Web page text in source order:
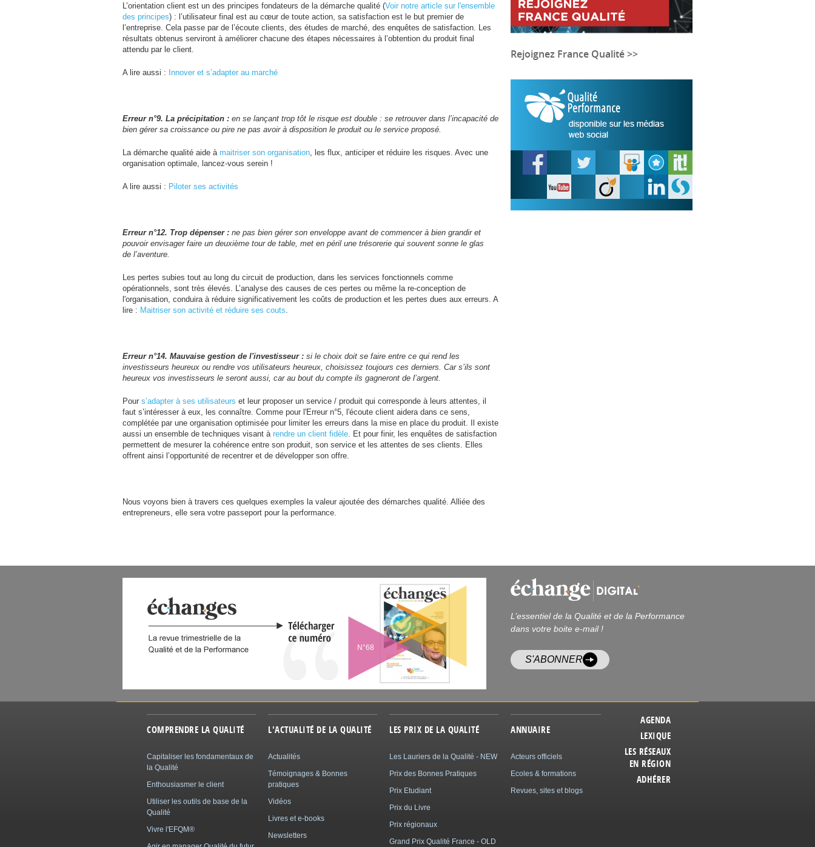
L’orientation client est un des principes fondateurs de la démarche qualité (Voir notre article sur l'ensemble
des principes) : l’utilisateur final est au cœur de toute action, sa satisfaction est le but premier de
l’entreprise. Cela passe par de l’écoute clients, des études de marché, des enquêtes de satisfaction. Les
résultats obtenus serviront à améliorer chacune des étapes nécessaires à l’obtention du produit final
attendu par le client.
A lire aussi : Innover et s’adapter au marché
Erreur n°9. La précipitation : en se lançant trop tôt le risque est double : se retrouver dans l’incapacité de
bien gérer sa croissance ou pire ne pas avoir à disposition le produit ou le service proposé.
La démarche qualité aide à maitriser son organisation, les flux, anticiper et réduire les risques. Avec une
organisation optimale, lancez-vous serein !
A lire aussi : Piloter ses activités
Erreur n°12. Trop dépenser : ne pas bien gérer son enveloppe avant de commencer à bien grandir et
pouvoir envisager faire un deuxième tour de table, met en péril une trésorerie qui souvent sonne le glas
de l’aventure.
Les pertes subies tout au long du circuit de production, dans les services fonctionnels comme
opérationnels, sont très élevés. L’analyse des causes de ces pertes ou même la re-conception de
l'organisation, conduira à réduire significativement les coûts de production et les pertes dues aux erreurs. A
lire : Maitriser son activité et réduire ses couts.
Erreur n°14. Mauvaise gestion de l'investisseur : si le choix doit se faire entre ce qui rend les
investisseurs heureux ou rendre vos utilisateurs heureux, choisissez toujours ces derniers. Car s’ils sont
heureux vos investisseurs le seront aussi, car au bout du compte ils gagneront de l’argent.
Pour s’adapter à ses utilisateurs et leur proposer un service / produit qui corresponde à leurs attentes, il
faut s’intéresser à eux, les connaître. Comme pour l'Erreur n°5, l'écoute client aidera dans ce sens,
complétée par une organisation optimisée pour limiter les erreurs dans la mise en place du produit. Il existe
aussi un ensemble de techniques visant à rendre un client fidèle. Et pour finir, les enquêtes de satisfaction
permettent de mesurer la cohérence entre son produit, son service et les attentes de ses clients. Elles
offrent ainsi l’opportunité de recentrer et de développer son offre.
Nous voyons bien à travers ces quelques exemples la valeur ajoutée des démarches qualité. Alliée des
entrepreneurs, elle sera votre passeport pour la performance.
Rejoignez France Qualité >>
N°68
L’essentiel de la Qualité et de la Performance
dans votre boite e-mail !
S'ABONNER
COMPRENDRE LA QUALITÉ
Capitaliser les fondamentaux de
la Qualité
Enthousiasmer le client
Utiliser les outils de base de la
Qualité
Vivre l'EFQM®
L'ACTUALITÉ DE LA QUALITÉ
Actualités
Témoignages & Bonnes
pratiques
Vidéos
Livres et e-books
Newsletters
LES PRIX DE LA QUALITÉ
Les Lauriers de la Qualité - NEW
Prix des Bonnes Pratiques
Prix Etudiant
Prix du Livre
Prix régionaux
Grand Prix Qualité France - OLD
ANNUAIRE
Acteurs officiels
Ecoles & formations
Revues, sites et blogs
AGENDA
LEXIQUE
LES RÉSEAUX
EN RÉGION
ADHÉRER